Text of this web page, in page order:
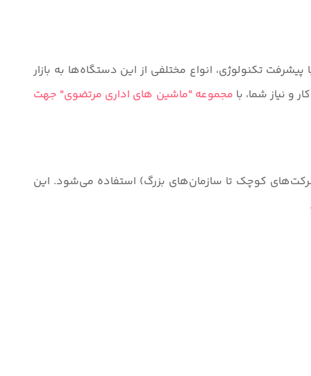
تکنولوژی، انواع مختلفی از این دستگاه‌ها به بازار
نیاز شما، با مجموعه "ماشین های اداری مرتضوی" جهت
کوچک تا سازمان‌های بزرگ) استفاده می‌شود. این